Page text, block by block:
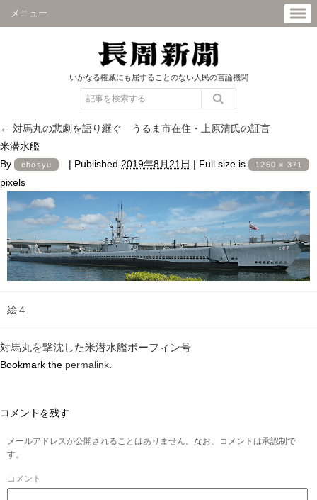
メニュー
いかなる権威にも屈することのない人民の言論機関
← 対馬丸の悲劇を語り継ぐ うるま市在住・上原清氏の証言
米潜水艦
By
chosyu | Published 2019年8月21日 | Full size is 1260 × 371
pixels
絵４
対馬丸を撃沈した米潜水艦ボーフィン号
Bookmark the permalink
コメントを残す
メールアドレスが公開されることはありません。なお、コメントは承認制で
す。
コメント